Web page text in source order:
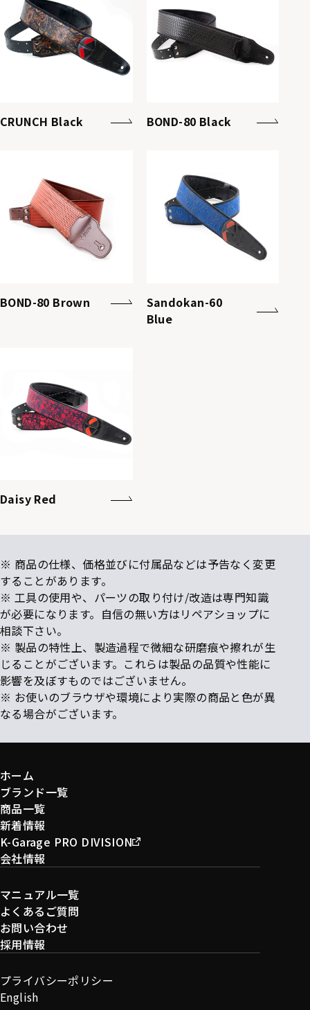
CRUNCH Black BOND-80 Black
BOND-80 Brown
Sandokan-60
Blue
Daisy Red
※ 商品の仕様、価格並びに付属品などは予告なく変更
することがあります。
※ 工具の使用や、パーツの取り付け/改造は専門知識
が必要になります。自信の無い方はリペアショップに
相談下さい。
※ 製品の特性上、製造過程で微細な研磨痕や擦れが生
じることがございます。これらは製品の品質や性能に
影響を及ぼすものではございません。
※ お使いのブラウザや環境により実際の商品と色が異
なる場合がございます。
ホーム
ブランド一覧
商品一覧
新着情報
K-Garage PRO DIVISION
会社情報
マニュアル一覧
よくあるご質問
お問い合わせ
採用情報
プライバシーポリシー
English